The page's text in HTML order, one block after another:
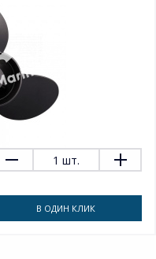
1 шт.
В ОДИН КЛИК